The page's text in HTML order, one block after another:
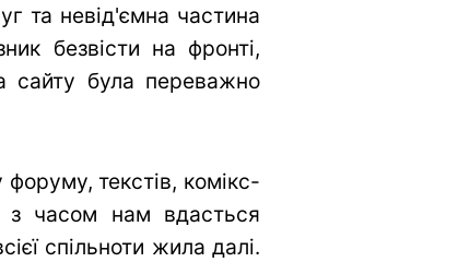
та невід'ємна частина
безвісти на фронті,
сайту була переважно
текстів, комікс-
з часом нам вдасться
спільноти жила далі.